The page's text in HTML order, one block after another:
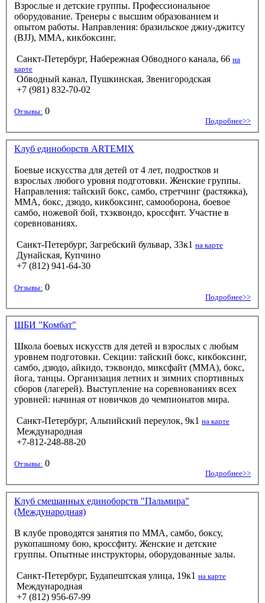
Взрослые и детские группы. Профессиональное
оборудование. Тренеры с высшим образованием и
опытом работы. Направления: бразильское джиу-джитсу
(BJJ), ММА, кикбоксинг.
Санкт-Петербург, Набережная Обводного канала, 66 на
карте
Обводный канал, Пушкинская, Звенигородская
+7 (981) 832-70-02
Отзывы: 0
Подробнее>>
Клуб единоборств ARTEMIX
Боевые искусства для детей от 4 лет, подростков и
взрослых любого уровня подготовки. Женские группы.
Направления: тайский бокс, самбо, стретчинг (растяжка),
ММА, бокс, дзюдо, кикбоксинг, самооборона, боевое
самбо, ножевой бой, тхэквондо, кроссфит. Участие в
соревнованиях.
Санкт-Петербург, Загребский бульвар, 33к1 на карте
Дунайская, Купчино
+7 (812) 941-64-30
Отзывы: 0
Подробнее>>
ШБИ "Комбат"
Школа боевых искусств для детей и взрослых с любым
уровнем подготовки. Секции: тайский бокс, кикбоксинг,
самбо, дзюдо, айкидо, тэквондо, миксфайт (ММА), бокс,
йога, танцы. Организация летних и зимних спортивных
сборов (лагерей). Выступление на соревнованиях всех
уровней: начиная от новичков до чемпионатов мира.
Санкт-Петербург, Альпийский переулок, 9к1 на карте
Международная
+7-812-248-88-20
Отзывы: 0
Подробнее>>
Клуб смешанных единоборств "Пальмира"
(Международная)
В клубе проводятся занятия по MMA, самбо, боксу,
рукопашному бою, кроссфиту. Женские и детские
группы. Опытные инструкторы, оборудованные залы.
Санкт-Петербург, Будапештская улица, 19к1 на карте
Международная
+7 (812) 956-67-99